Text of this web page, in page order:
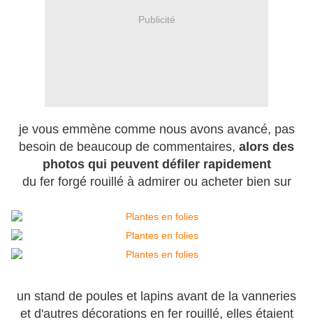
Publicité
je vous emmène comme nous avons avancé, pas
besoin de beaucoup de commentaires, alors des
photos qui peuvent défiler rapidement
du fer forgé rouillé à admirer ou acheter bien sur
un stand de poules et lapins avant de la vanneries
et d'autres décorations en fer rouillé, elles étaient